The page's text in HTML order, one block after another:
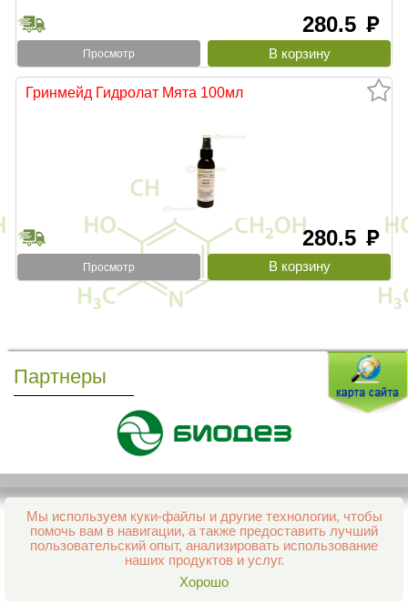
280.5 руб
Просмотр
Гринмейд Гидролат Мята 100мл
280.5 руб
Просмотр
Партнеры
Мы используем куки-файлы и другие технологии, чтобы
помочь вам в навигации, а также предоставить лучший
пользовательский опыт, анализировать использование
наших продуктов и услуг.
Хорошо
Все права защищены и охраняются законом
© 2013–2026 Интернет-аптека Фармация
support@aptekapenza.ru
Телефон: Служба обработки заказов 99-98-28